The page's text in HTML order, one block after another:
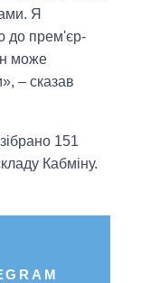
Я
до прем'єр-
може
– сказав
151
Кабміну.